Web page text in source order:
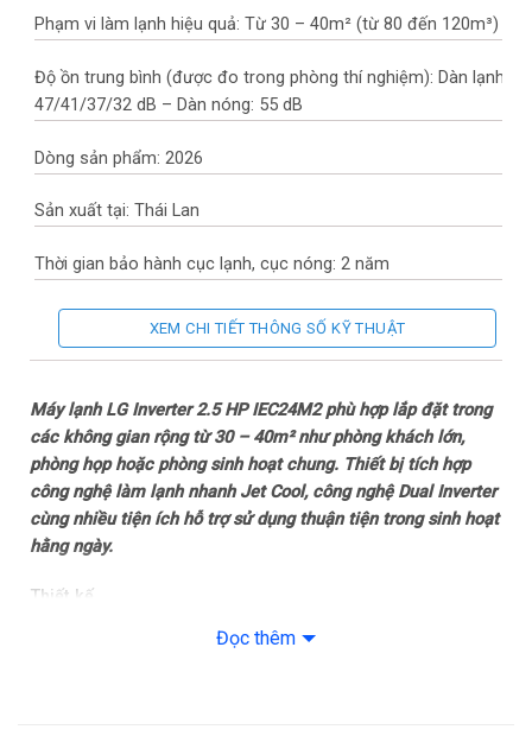
Phạm vi làm lạnh hiệu quả: Từ 30 – 40m² (từ 80 đến 120m³)
Độ ồn trung bình (được đo trong phòng thí nghiệm): Dàn lạnh:
47/41/37/32 dB – Dàn nóng: 55 dB
Dòng sản phẩm: 2026
Sản xuất tại: Thái Lan
Thời gian bảo hành cục lạnh, cục nóng: 2 năm
Thời gian bảo hành máy nén: Máy nén 10 năm
bằng Nhôm phủ lớp Gold-Fin
Loại Gas: R-32
Mức tiêu thụ điện năng
Tiêu thụ điện: 2.005 kWh
XEM CHI TIẾT THÔNG SỐ KỸ THUẬT
Máy lạnh LG Inverter 2.5 HP IEC24M2 phù hợp lắp đặt trong
các không gian rộng từ 30 – 40m² như phòng khách lớn,
phòng họp hoặc phòng sinh hoạt chung. Thiết bị tích hợp
công nghệ làm lạnh nhanh Jet Cool, công nghệ Dual Inverter
cùng nhiều tiện ích hỗ trợ sử dụng thuận tiện trong sinh hoạt
hằng ngày.
Thiết kế
Đọc thêm